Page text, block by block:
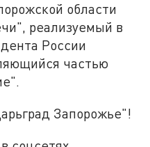
области
реализуемый в
России
частью
Запорожье"!